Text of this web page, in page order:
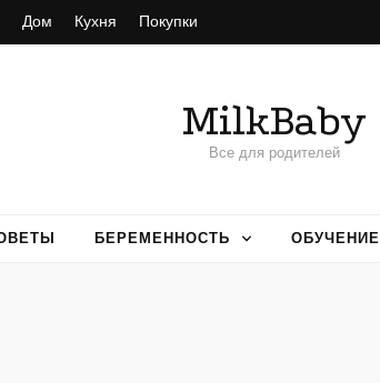
Дом Кухня Покупки
MilkBaby
Все для родителей
БЕРЕМЕННОСТЬ ОБУЧЕНИЕ